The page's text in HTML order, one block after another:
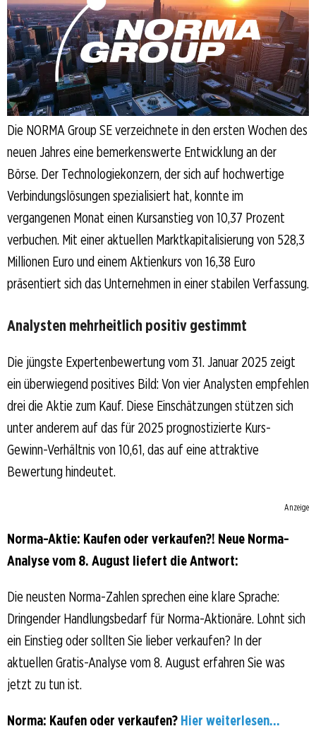
Die NORMA Group SE verzeichnete in den ersten Wochen des
neuen Jahres eine bemerkenswerte Entwicklung an der
Börse. Der Technologiekonzern, der sich auf hochwertige
Verbindungslösungen spezialisiert hat, konnte im
vergangenen Monat einen Kursanstieg von 10,37 Prozent
verbuchen. Mit einer aktuellen Marktkapitalisierung von 528,3
Millionen Euro und einem Aktienkurs von 16,38 Euro
präsentiert sich das Unternehmen in einer stabilen Verfassung.
Analysten mehrheitlich positiv gestimmt
Die jüngste Expertenbewertung vom 31. Januar 2025 zeigt
ein überwiegend positives Bild: Von vier Analysten empfehlen
drei die Aktie zum Kauf. Diese Einschätzungen stützen sich
unter anderem auf das für 2025 prognostizierte Kurs-
Gewinn-Verhältnis von 10,61, das auf eine attraktive
Bewertung hindeutet.
Anzeige
Norma-Aktie: Kaufen oder verkaufen?! Neue Norma-
Analyse vom 8. August liefert die Antwort:
Die neusten Norma-Zahlen sprechen eine klare Sprache:
Dringender Handlungsbedarf für Norma-Aktionäre. Lohnt sich
ein Einstieg oder sollten Sie lieber verkaufen? In der
aktuellen Gratis-Analyse vom 8. August erfahren Sie was
jetzt zu tun ist.
Norma: Kaufen oder verkaufen? Hier weiterlesen...